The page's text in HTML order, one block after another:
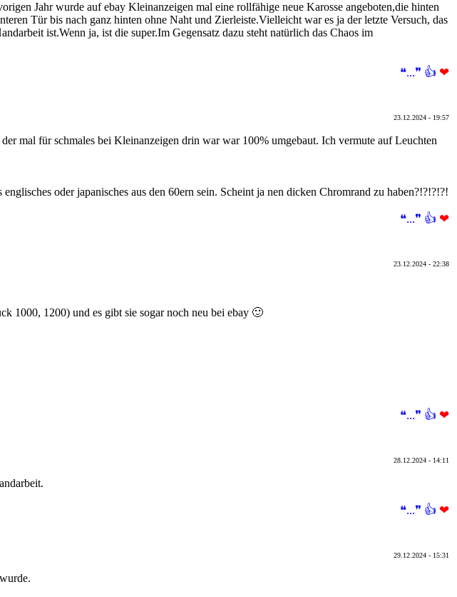
Jahr wurde auf ebay Kleinanzeigen mal eine rollfähige neue Karosse angeboten,die hinten
Tür bis nach ganz hinten ohne Naht und Zierleiste.Vielleicht war es ja der letzte Versuch, das
ist.Wenn ja, ist die super.Im Gegensatz dazu steht natürlich das Chaos im
❝...❞ 👍 ❤
23.12.2024 - 19:57
mal für schmales bei Kleinanzeigen drin war war 100% umgebaut. Ich vermute auf Leuchten
oder japanisches aus den 60ern sein. Scheint ja nen dicken Chromrand zu haben?!?!?!?!
❝...❞ 👍 ❤
23.12.2024 - 22:38
1000, 1200) und es gibt sie sogar noch neu bei ebay 🙂
❝...❞ 👍 ❤
28.12.2024 - 14:11
❝...❞ 👍 ❤
29.12.2024 - 15:31